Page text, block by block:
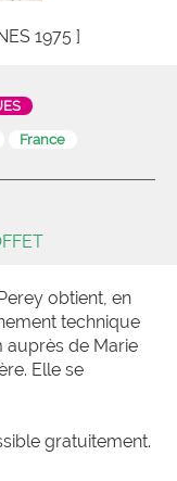
1975 ]
France
obtient, en
technique
auprès de Marie
Elle se
gratuitement.